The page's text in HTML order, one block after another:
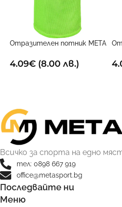
Отразителен потник META
4.09€ (8.00 лв.)
Всичко за спорта на едно
тел: 0898 667 919
office@metasport.bg
Последвайте ни
Меню